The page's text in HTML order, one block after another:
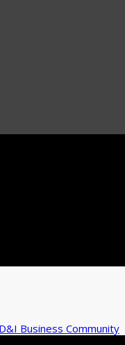
Business Community